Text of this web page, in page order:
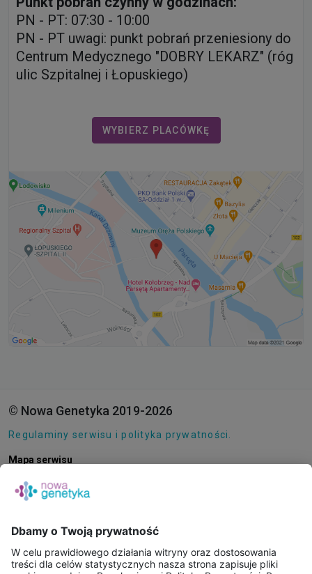
PN - PT: 07:30 - 10:00
PN - PT uwagi: punkt pobrań przeniesiony do
Centrum Medycznego "DOBRY LEKARZ" (róg
ulic Szpitalnej i Łopuskiego)
WYBIERZ PLACÓWKĘ
© Nowa Genetyka 2019-2026
Regulaminy serwisu i polityka prywatności.
Mapa serwisu
E-SKLEP
PUNKTY POBRAŃ
KONSULTACJE ONLINE